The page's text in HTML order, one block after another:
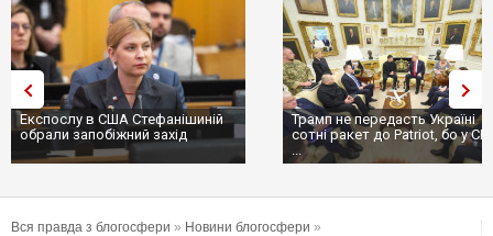
Експослу в США Стефанішиній
обрали запобіжний захід
Трамп не передасть Україні
сотні ракет до Patriot, бо у
...
Вся правда з блогосфери » Новини блогосфери »